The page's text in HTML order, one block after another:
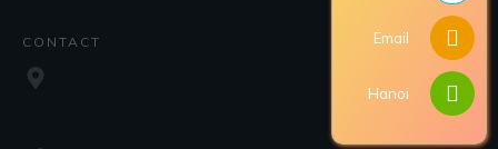
CONTACT Email
Hanoi